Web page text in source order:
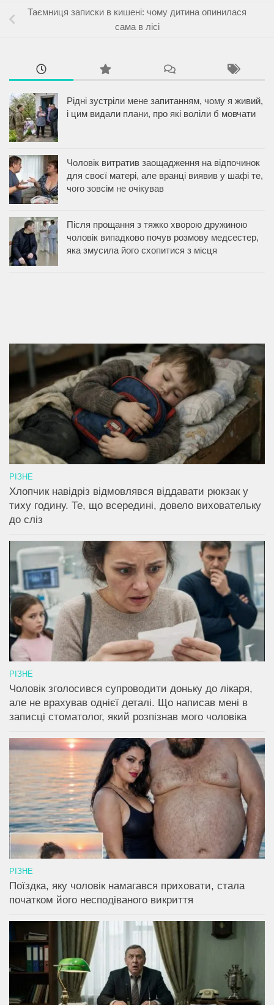
Таємниця записки в кишені: чому дитина опинилася
сама в лісі
Рідні зустріли мене запитанням, чому я живий,
і цим видали плани, про які воліли б мовчати
Чоловік витратив заощадження на відпочинок
для своєї матері, але вранці виявив у шафі те,
чого зовсім не очікував
Після прощання з тяжко хворою дружиною
чоловік випадково почув розмову медсестер,
яка змусила його схопитися з місця
РІЗНЕ
Хлопчик навідріз відмовлявся віддавати рюкзак у
тиху годину. Те, що всередині, довело виховательку
до сліз
РІЗНЕ
Чоловік зголосився супроводити доньку до лікаря,
але не врахував однієї деталі. Що написав мені в
записці стоматолог, який розпізнав мого чоловіка
РІЗНЕ
Поїздка, яку чоловік намагався приховати, стала
початком його несподіваного викриття